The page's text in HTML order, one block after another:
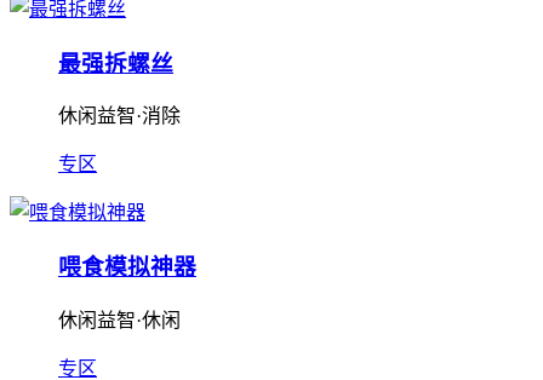
最强拆螺丝
休闲益智·消除
专区
喂食模拟神器
休闲益智·休闲
专区